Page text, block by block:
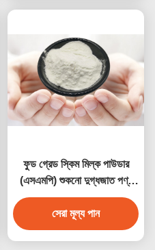
ফুড গ্রেড স্কিম মিল্ক পাউডার
(এসএমপি) শুকনো দুগ্ধজাত পণ্য
স্কিমড মিল্ক পাউডার ফর ক্রিম
(আশতা)
সেরা মূল্য পান